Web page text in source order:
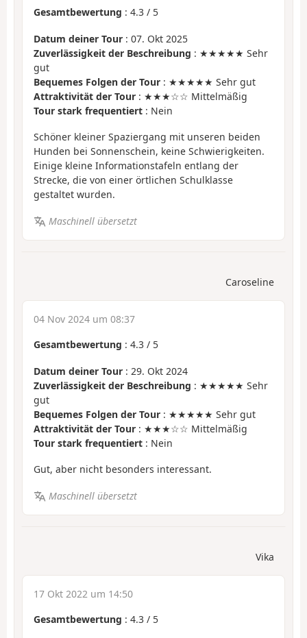
Gesamtbewertung : 4.3 / 5
Datum deiner Tour : 07. Okt 2025
Zuverlässigkeit der Beschreibung : ★★★★★ Sehr
gut
Bequemes Folgen der Tour : ★★★★★ Sehr gut
Attraktivität der Tour : ★★★☆☆ Mittelmäßig
Tour stark frequentiert : Nein
Schöner kleiner Spaziergang mit unseren beiden
Hunden bei Sonnenschein, keine Schwierigkeiten.
Einige kleine Informationstafeln entlang der
Strecke, die von einer örtlichen Schulklasse
gestaltet wurden.
Maschinell übersetzt
Caroseline
04 Nov 2024 um 08:37
Gesamtbewertung : 4.3 / 5
Datum deiner Tour : 29. Okt 2024
Zuverlässigkeit der Beschreibung : ★★★★★ Sehr
gut
Bequemes Folgen der Tour : ★★★★★ Sehr gut
Attraktivität der Tour : ★★★☆☆ Mittelmäßig
Tour stark frequentiert : Nein
Gut, aber nicht besonders interessant.
Maschinell übersetzt
Vika
17 Okt 2022 um 14:50
Gesamtbewertung : 4.3 / 5